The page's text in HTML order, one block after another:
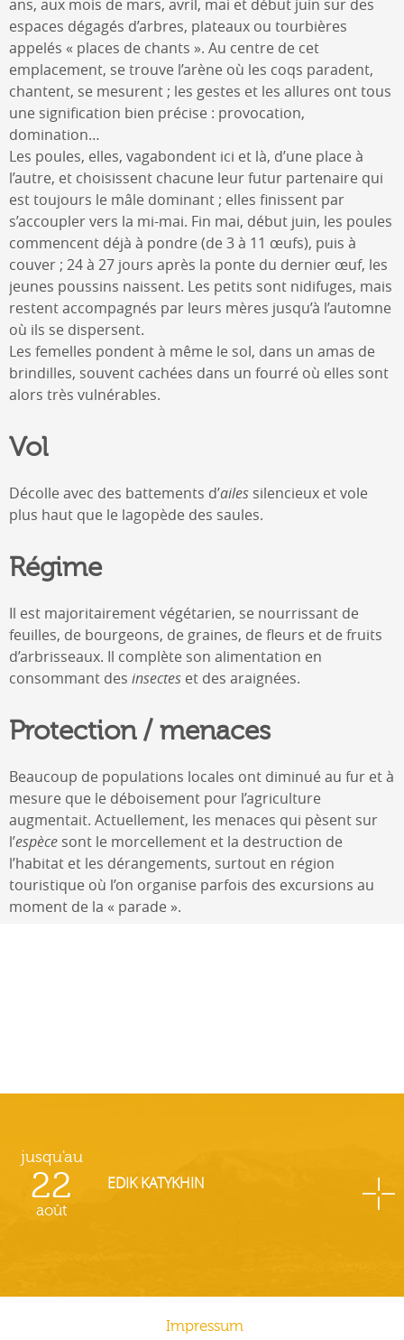
ans, aux mois de mars, avril, mai et début juin sur des
espaces dégagés d’arbres, plateaux ou tourbières
appelés « places de chants ». Au centre de cet
emplacement, se trouve l’arène où les coqs paradent,
chantent, se mesurent ; les gestes et les allures ont tous
une signification bien précise : provocation,
domination…
Les poules, elles, vagabondent ici et là, d’une place à
l’autre, et choisissent chacune leur futur partenaire qui
est toujours le mâle dominant ; elles finissent par
s’accoupler vers la mi-mai. Fin mai, début juin, les poules
commencent déjà à pondre (de 3 à 11 œufs), puis à
couver ; 24 à 27 jours après la ponte du dernier œuf, les
jeunes poussins naissent. Les petits sont nidifuges, mais
restent accompagnés par leurs mères jusqu’à l’automne
où ils se dispersent.
Les femelles pondent à même le sol, dans un amas de
brindilles, souvent cachées dans un fourré où elles sont
alors très vulnérables.
Vol
Décolle avec des battements d’ailes silencieux et vole
plus haut que le lagopède des saules.
Régime
Il est majoritairement végétarien, se nourrissant de
feuilles, de bourgeons, de graines, de fleurs et de fruits
d’arbrisseaux. Il complète son alimentation en
consommant des insectes et des araignées.
Protection / menaces
Beaucoup de populations locales ont diminué au fur et à
mesure que le déboisement pour l’agriculture
augmentait. Actuellement, les menaces qui pèsent sur
l’espèce sont le morcellement et la destruction de
l’habitat et les dérangements, surtout en région
touristique où l’on organise parfois des excursions au
moment de la « parade ».
jusqu'au
22
août
EDIK KATYKHIN
Impressum